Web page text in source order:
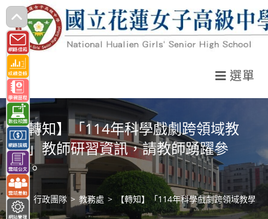
跳
轉
至
主
要
內
容
選單
【轉知】「114年科學戲劇跨領域教
學」教師研習資訊，請教師踴躍參
加。
> 行政團隊 > 教務處 > 【轉知】「114年科學戲劇跨領域教學